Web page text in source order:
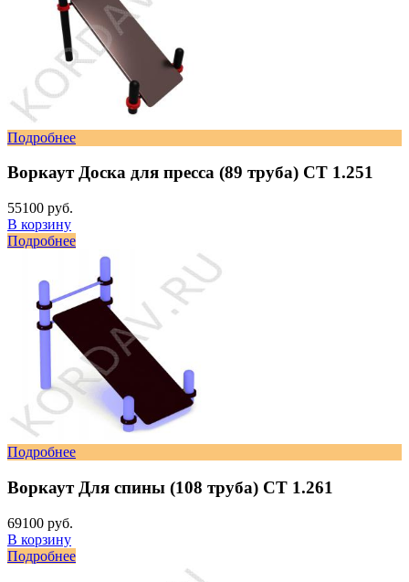
Подробнее
Воркаут Доска для пресса (89 труба) СТ 1.251
55100 руб.
В корзину
Подробнее
Подробнее
Воркаут Для спины (108 труба) СТ 1.261
69100 руб.
В корзину
Подробнее